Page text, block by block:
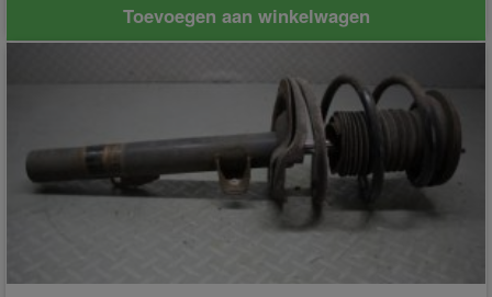
Toevoegen aan winkelwagen